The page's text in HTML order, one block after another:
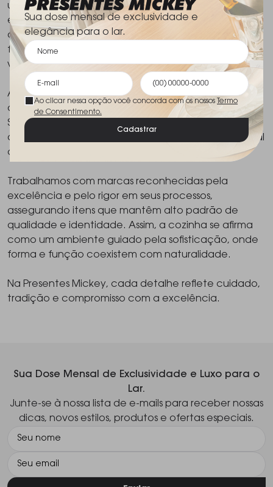
Sua dose mensal de exclusividade e
elegância para o lar.
Ao clicar nessa opção você concorda com os nossos Termo
de Consentimento.
Cadastrar
um espaço onde qualidade, técnica e design se
encontram. Cada peça é selecionada com
atenção aos materiais, ao acabamento e à
funcionalidade, compondo uma curadoria que
valoriza escolhas precisas e bem definidas.
A seleção reúne utensílios, panelas, facas e
acessórios que equilibram desempenho e estética.
São produtos pensados para oferecer eficiência e
durabilidade, sem abrir mão de uma linguagem visual
consistente e sofisticada.
Trabalhamos com marcas reconhecidas pela
excelência e pelo rigor em seus processos,
assegurando itens que mantêm alto padrão de
qualidade e identidade. Assim, a cozinha se afirma
como um ambiente guiado pela sofisticação, onde
forma e função coexistem com naturalidade.
Na Presentes Mickey, cada detalhe reflete cuidado,
tradição e compromisso com a excelência.
Sua Dose Mensal de Exclusividade e Luxo para o
Lar.
Junte-se à nossa lista de e-mails para receber nossas
dicas, novos estilos, produtos e ofertas especiais.